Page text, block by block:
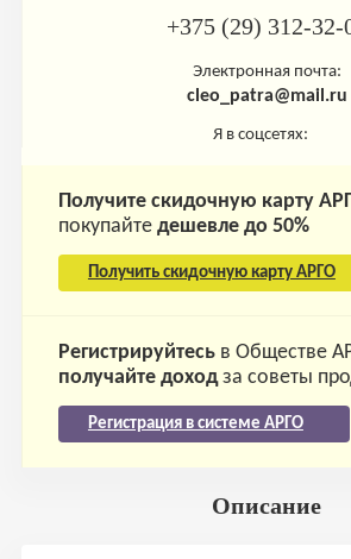
+375 (29) 312-32-
Электронная почта:
cleo_patra@mail.ru
Я в соцсетях:
Получите скидочную карту
покупайте дешевле до 50%
Получить скидочную карту АРГО
Регистрируйтесьв Обществе
получайте доходза советы
Регистрация в системе АРГО
Описание